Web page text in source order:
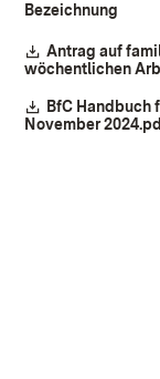
Bezeichnung
Download:
Antrag auf
wöchentlichen
Download:
BfC Handbuch
November